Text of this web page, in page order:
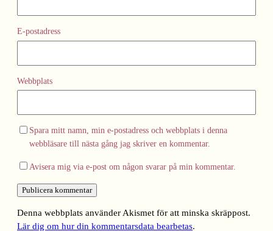
E-postadress
Webbplats
Spara mitt namn, min e-postadress och webbplats i denna
webbläsare till nästa gång jag skriver en kommentar.
Avisera mig via e-post om någon svarar på min kommentar.
Denna webbplats använder Akismet för att minska skräppost.
Lär dig om hur din kommentarsdata bearbetas.